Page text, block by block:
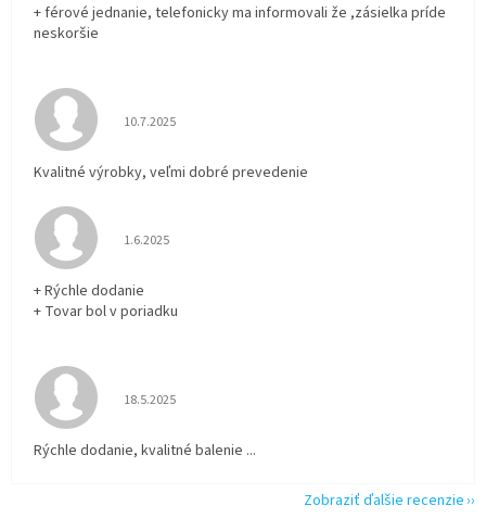
+ férové jednanie, telefonicky ma informovali že ,zásielka príde
neskoršie
Hodnotenie obchodu je 5 z 5 hviezdičiek.
10.7.2025
Kvalitné výrobky, veľmi dobré prevedenie
Hodnotenie obchodu je 5 z 5 hviezdičiek.
1.6.2025
+ Rýchle dodanie
+ Tovar bol v poriadku
Hodnotenie obchodu je 5 z 5 hviezdičiek.
18.5.2025
Rýchle dodanie, kvalitné balenie ...
Zobraziť ďalšie recenzie